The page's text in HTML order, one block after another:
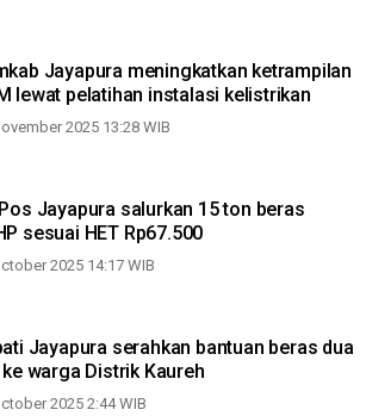
Jayapura meningkatkan ketrampilan
lewat pelatihan instalasi kelistrikan
2025 13:28 WIB
Jayapura salurkan 15 ton beras
sesuai HET Rp67.500
2025 14:17 WIB
Jayapura serahkan bantuan beras dua
warga Distrik Kaureh
2025 2:44 WIB